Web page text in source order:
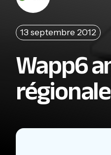
13 septembre 2012
Wapp6